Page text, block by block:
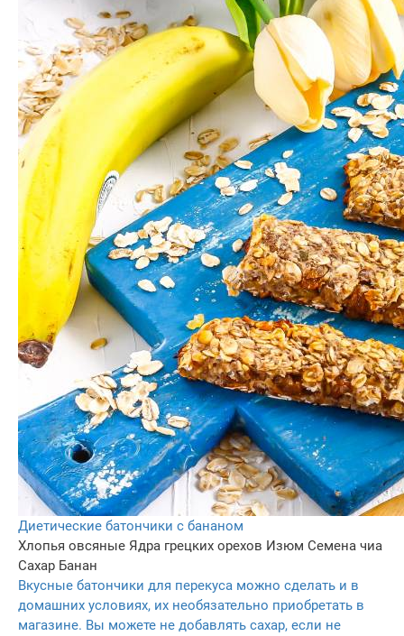
Диетические батончики с бананом
Хлопья овсяные Ядра грецких орехов Изюм Семена чиа
Сахар Банан
Вкусные батончики для перекуса можно сделать и в
домашних условиях, их необязательно приобретать в
магазине. Вы можете не добавлять сахар, если не